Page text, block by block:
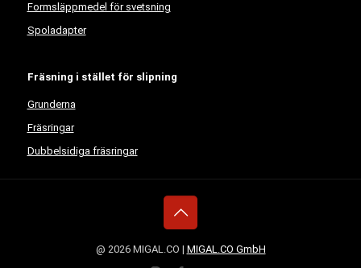
Formsläppmedel för svetsning
Spoladapter
Fräsning i stället för slipning
Grunderna
Fräsringar
Dubbelsidiga fräsringar
@ 2026 MIGAL.CO | MIGAL.CO GmbH